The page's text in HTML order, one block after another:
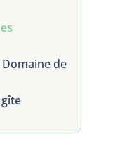
Domaine de